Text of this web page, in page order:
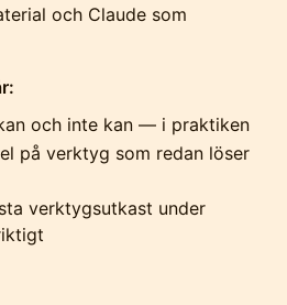
och Claude som
och inte kan — i praktiken
på verktyg som redan löser
verktygsutkast under